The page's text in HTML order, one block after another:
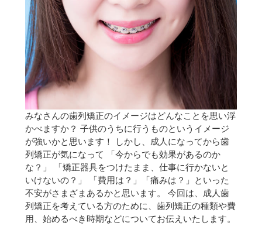
みなさんの歯列矯正のイメージはどんなことを思い浮
かべますか？ 子供のうちに行うものというイメージ
が強いかと思います！ しかし、成人になってから歯
列矯正が気になって 「今からでも効果があるのか
な？」 「矯正器具をつけたまま、仕事に行かないと
いけないの？」 「費用は？」「痛みは？」といった
不安がさまざまあるかと思います。 今回は、成人歯
列矯正を考えている方のために、歯列矯正の種類や費
用、始めるべき時期などについてお伝えいたします。